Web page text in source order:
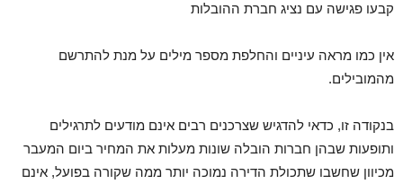
קבעו פגישה עם נציג חברת ההובלות
אין כמו מראה עיניים והחלפת מספר מילים על מנת להתרשם
מהמובילים.
בנקודה זו, כדאי להדגיש שצרכנים רבים אינם מודעים לתרגילים
ותופעות שבהן חברות הובלה שונות מעלות את המחיר ביום המעבר
מכיוון שחשבו שתכולת הדירה נמוכה יותר ממה שקורה בפועל, אינם